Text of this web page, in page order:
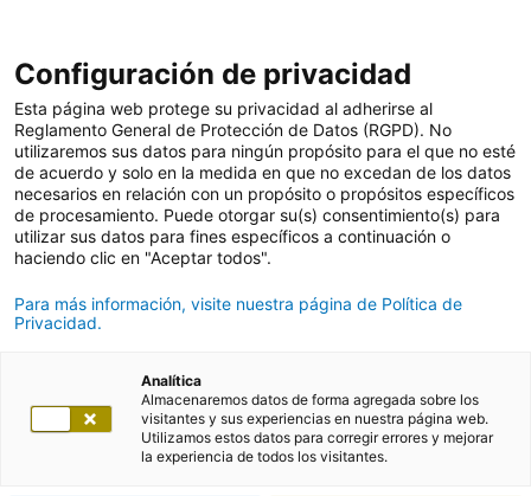
Configuración de privacidad
Esta página web protege su privacidad al adherirse al
Reglamento General de Protección de Datos (RGPD). No
utilizaremos sus datos para ningún propósito para el que no esté
de acuerdo y solo en la medida en que no excedan de los datos
necesarios en relación con un propósito o propósitos específicos
de procesamiento. Puede otorgar su(s) consentimiento(s) para
utilizar sus datos para fines específicos a continuación o
haciendo clic en "Aceptar todos".
Para más información, visite nuestra página de Política de
Privacidad.
Analítica
Almacenaremos datos de forma agregada sobre los
visitantes y sus experiencias en nuestra página web.
Utilizamos estos datos para corregir errores y mejorar
la experiencia de todos los visitantes.